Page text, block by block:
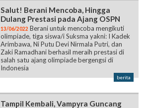
Salut! Berani Mencoba, Hingga
Dulang Prestasi pada Ajang OSPN
13/06/2022 Berani untuk mencoba mengikuti
olimpiade, tiga siswa/i Suksma yakni: I Kadek
Arimbawa, Ni Putu Devi Nirmala Putri, dan
Zaki Ramadhani berhasil meraih prestasi di
salah satu ajang olimpiade bergengsi di
Indonesia
berita
Tampil Kembali, Vampyra Guncang